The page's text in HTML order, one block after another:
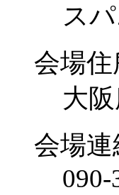
ス
会場住
大
会場連
090-